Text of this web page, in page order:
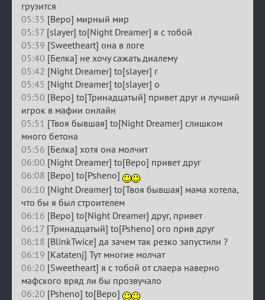
грузится
05:35 [Веро] мирный мир
05:37 [slayer] to[Night Dreamer] я с тобой
05:39 [Sweetheart] она в логе
05:40 [Белка] не хочу сажать диалему
05:42 [Night Dreamer] to[slayer] г
05:45 [Night Dreamer] to[slayer] о
05:50 [Веро] to[Тринадцатый] привет друг и лучший
игрок в мафии онлайн
05:51 [Твоя бывшая] to[Night Dreamer] слишком
много бетона
05:56 [Белка] хотя она молчит
06:00 [Night Dreamer] to[Веро] привет друг
06:08 [Веро] to[Psheno]
06:10 [Night Dreamer] to[Твоя бывшая] мама хотела,
что бы я был строителем
06:16 [Веро] to[Night Dreamer] друг, привет
06:17 [Тринадцатый] to[Psheno] ого прив друг
06:18 [BlinkTwice] да зачем так резко запустили ?
06:19 [Katatenj] Тут многие молчат
06:20 [Sweetheart] я с тобой от слаера наверно
мафского вряд ли бы прозвучало
06:20 [Psheno] to[Веро]